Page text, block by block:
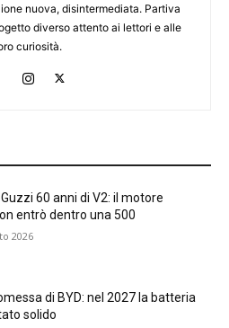
nuova, disintermediata. Partiva
diverso attento ai lettori e alle
curiosità.
60 anni di V2: il motore
entrò dentro una 500
2026
di BYD: nel 2027 la batteria
solido